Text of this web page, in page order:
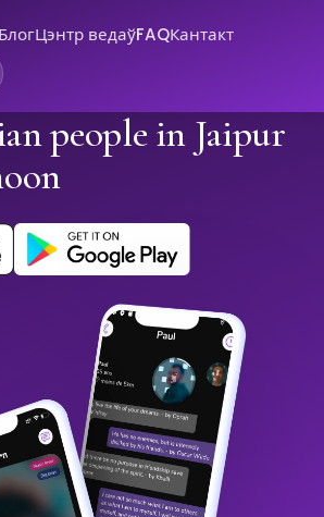
Цэнтр ведаўFAQКантакт
people in Jaipur